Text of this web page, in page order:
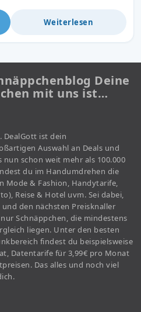
Weiterlesen
Deine
mit uns ist…
DealGott ist dein
Auswahl an Deals und
nun schon weit mehr als 100.000
du im Handumdrehen die
Mode & Fashion, Handytarife,
Reise & Hotel uvm. Sei dabei,
den nächsten Preisknaller
Schnäppchen, die mindestens
liegen. Unter den besten
findest du beispielsweise
Datentarife für 3,99€ pro Monat
Das alles und noch viel